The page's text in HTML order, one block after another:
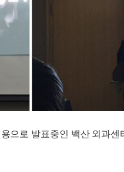
으로 발표중인 백산 외과센